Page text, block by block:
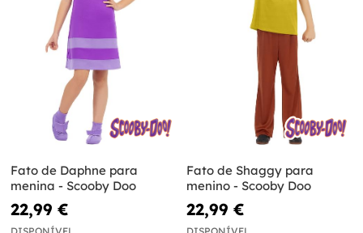
Fato de Daphne para
menina - Scooby Doo
22,99 €
Fato de Shaggy para
menino - Scooby Doo
22,99 €